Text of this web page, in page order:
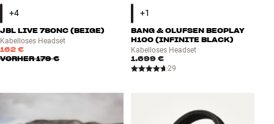
JBL LIVE 780NC (BEIGE)
Kabelloses Headset
162 €
VORHER179 €
BANG & OLUFSEN BEOPLAY
H100 (INFINITE BLACK)
Kabelloses Headset
1.699 €
29